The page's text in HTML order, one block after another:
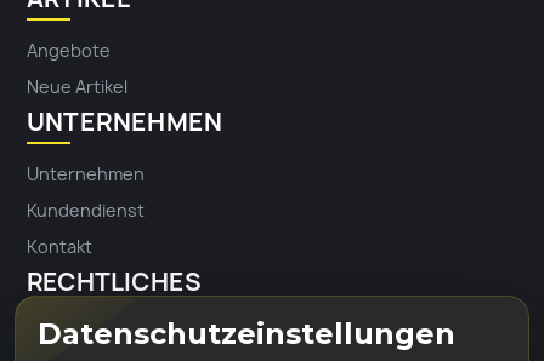
Datenschutzeinstellungen
Angebote
Neue Artikel
UNTERNEHMEN
Unternehmen
Kundendienst
Kontakt
RECHTLICHES
Impressum